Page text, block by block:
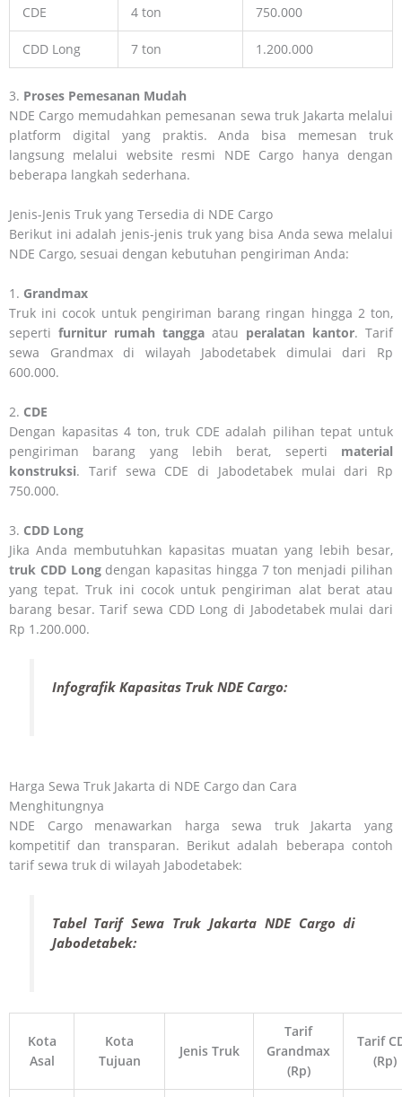
CDE 4 ton 750.000
CDD Long 7 ton 1.200.000
3. Proses Pemesanan Mudah
NDE Cargo memudahkan pemesanan sewa truk Jakarta melalui
platform digital yang praktis. Anda bisa memesan truk
langsung melalui website resmi NDE Cargo hanya dengan
beberapa langkah sederhana.
Jenis-Jenis Truk yang Tersedia di NDE Cargo
Berikut ini adalah jenis-jenis truk yang bisa Anda sewa melalui
NDE Cargo, sesuai dengan kebutuhan pengiriman Anda:
1. Grandmax
Truk ini cocok untuk pengiriman barang ringan hingga 2 ton,
seperti furnitur rumah tangga atau peralatan kantor. Tarif
sewa Grandmax di wilayah Jabodetabek dimulai dari Rp
600.000.
2. CDE
Dengan kapasitas 4 ton, truk CDE adalah pilihan tepat untuk
pengiriman barang yang lebih berat, seperti material
konstruksi. Tarif sewa CDE di Jabodetabek mulai dari Rp
750.000.
3. CDD Long
Jika Anda membutuhkan kapasitas muatan yang lebih besar,
truk CDD Longdengan kapasitas hingga 7 ton menjadi pilihan
yang tepat. Truk ini cocok untuk pengiriman alat berat atau
barang besar. Tarif sewa CDD Long di Jabodetabek mulai dari
Rp 1.200.000.
Infografik Kapasitas Truk NDE Cargo:
Harga Sewa Truk Jakarta di NDE Cargo dan Cara
Menghitungnya
NDE Cargo menawarkan harga sewa truk Jakarta yang
kompetitif dan transparan. Berikut adalah beberapa contoh
tarif sewa truk di wilayah Jabodetabek:
Tabel Tarif Sewa Truk Jakarta NDE Cargo di
Jabodetabek:
Kota
Asal
Kota
Tujuan
Jenis Truk
Tarif
Grandmax
(Rp)
Tarif
(Rp)